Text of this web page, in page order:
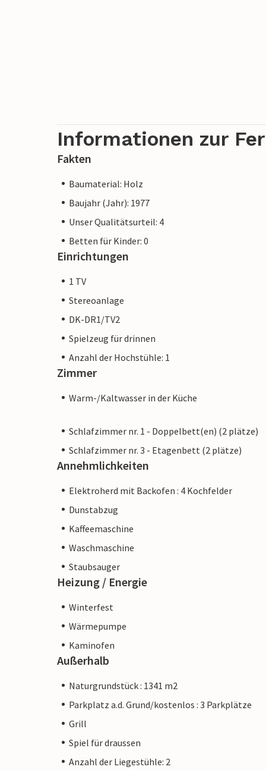
Informationen zur
Fakten
Baumaterial: Holz
Baujahr (Jahr): 1977
Unser Qualitätsurteil: 4
Betten für Kinder: 0
Einrichtungen
1 TV
Stereoanlage
DK-DR1/TV2
Spielzeug für drinnen
Anzahl der Hochstühle: 1
Zimmer
Warm-/Kaltwasser in der Küche
Schlafzimmer nr. 1 - Doppelbett(en) (2 plätze)
Schlafzimmer nr. 3 - Etagenbett (2 plätze)
Annehmlichkeiten
Elektroherd mit Backofen : 4 Kochfelder
Dunstabzug
Kaffeemaschine
Waschmaschine
Staubsauger
Heizung / Energie
Winterfest
Wärmepumpe
Kaminofen
Außerhalb
Naturgrundstück : 1341 m2
Parkplatz a.d. Grund/kostenlos : 3 Parkplätze
Grill
Spiel für draussen
Anzahl der Liegestühle: 2